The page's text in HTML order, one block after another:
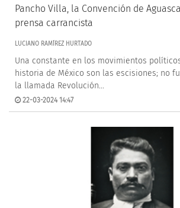
Pancho Villa, la Convención de
prensa carrancista
LUCIANO RAMÍREZ HURTADO
Una constante en los movimientos
historia de México son las escisiones; no
la llamada Revolución...
22-03-2024 14:47